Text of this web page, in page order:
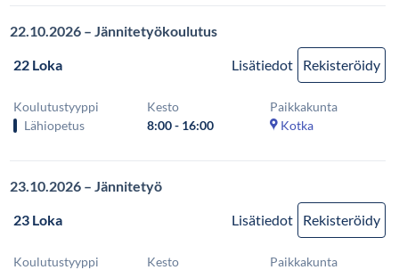
22.10.2026 – Jännitetyökoulutus
22 Loka
Lisätiedot Rekisteröidy
Koulutustyyppi
Lähiopetus
Kesto
8:00 - 16:00
Paikkakunta
Kotka
23.10.2026 – Jännitetyö
23 Loka
Lisätiedot Rekisteröidy
Koulutustyyppi
Kesto
Paikkakunta